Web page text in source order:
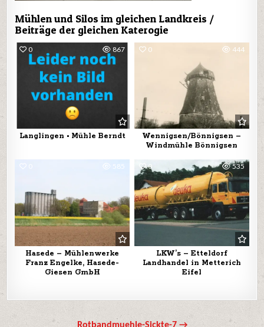
Mühlen und Silos im gleichen Landkreis /
Beiträge der gleichen Katerogie
0 867
Langlingen • Mühle Berndt
0 444
Wennigsen/Bönnigsen –
Windmühle Bönnigsen
585
Hasede – Mühlenwerke
Franz Engelke, Hasede-
Giesen GmbH
0 535
LKW’s – Etteldorf
Landhandel in Metterich
Eifel
Rotbandmuehle-Sickte-7 →